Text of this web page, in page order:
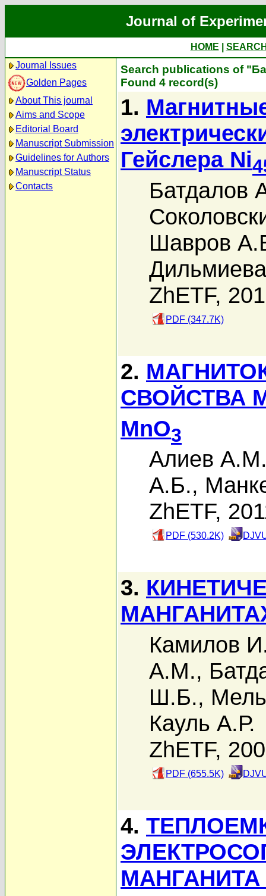
Journal of
HOME
Journal Issues
Golden Pages
About This journal
Aims and Scope
Editorial Board
Manuscript Submission
Guidelines for Authors
Manuscript Status
Contacts
Search publications of
Found 4 record(s)
1.
Гейслера Ni
Батдалов
Шавров
ZhETF,
PDF (347.7K)
2.
СВОЙСТВА
MnO3
Алиев
А.Б.,
ZhETF,
PDF (530.2K)
3.
Камилов
А.М.,
Ш.Б.,
Кауль А.Р.
ZhETF,
PDF (655.5K)
4.
МАНГАНИТА